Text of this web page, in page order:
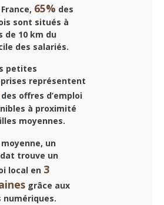
France, 65% des
sont situés à
de 10 km du
des salariés.
petites
représentent
des offres d’emploi
à proximité
moyennes.
moyenne, un
trouve un
local en 3
grâce aux
numériques.